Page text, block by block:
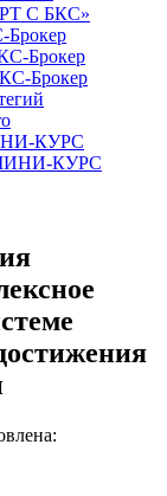
С БКС»
Брокер
Брокер
Брокер
КУРС
КУРС